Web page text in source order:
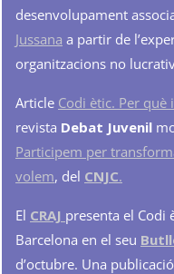
desenvolupament
Jussana a partir de
organitzacions no
Article Codi ètic. Per què
revista Debat Juvenil
Participem per
volem, del CNJC.
El CRAJ presenta el Codi
Barcelona en el seu
d’octubre. Una